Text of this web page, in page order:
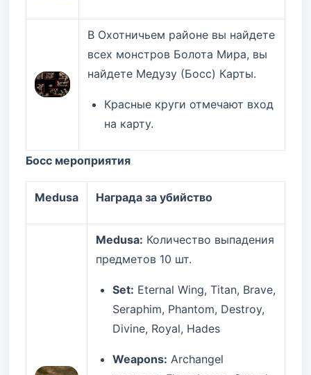
В Охотничьем районе вы найдете
всех монстров Болота Мира, вы
найдете Медузу (Босс) Карты.
Красные круги отмечают вход
на карту.
Босс мероприятия
Medusa Награда за убийство
Medusa: Количество выпадения
предметов 10 шт.
Set: Eternal Wing, Titan, Brave,
Seraphim, Phantom, Destroy,
Divine, Royal, Hades
Weapons: Archangel